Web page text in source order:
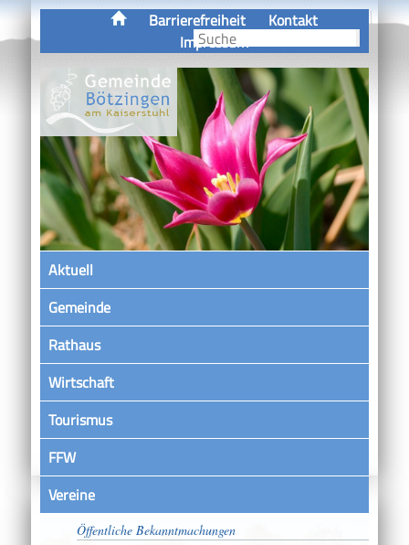
Barrierefreiheit
Kontakt
Impressum
Aktuell
Gemeinde
Rathaus
Wirtschaft
Tourismus
FFW
VereineSatzungen
Öffentliche Bekanntmachungen